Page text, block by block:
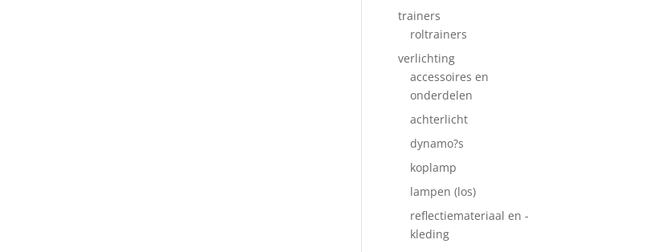
trainers
roltrainers
verlichting
accessoires en
onderdelen
achterlicht
dynamo?s
koplamp
lampen (los)
reflectiemateriaal en -
kleding